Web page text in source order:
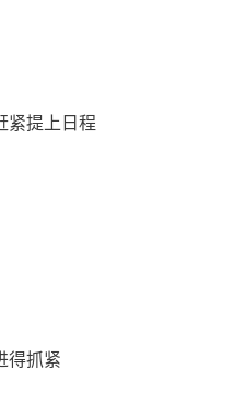
紧提上日程
得抓紧